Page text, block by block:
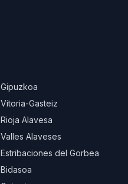
Gipuzkoa
Vitoria-Gasteiz
Rioja Alavesa
Valles Alaveses
Estribaciones del Gorbea
Bidasoa